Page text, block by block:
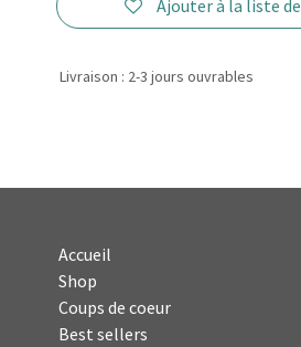
Ajouter à la liste
Livraison : 2-3 jours ouvrables
Accueil
Shop
Coups de coeur
Best sellers